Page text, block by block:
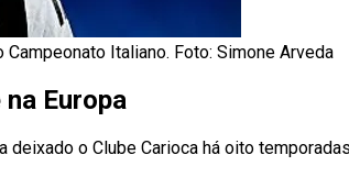
Italiano. Foto: Simone Arveda
Europa
o Clube Carioca há oito